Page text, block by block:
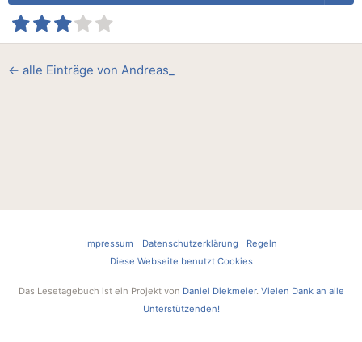
← alle Einträge von Andreas_
Impressum Datenschutzerklärung
Regeln
Diese Webseite benutzt Cookies
Das Lesetagebuch ist ein Projekt von Daniel Diekmeier. Vielen Dank an alle
Unterstützenden!